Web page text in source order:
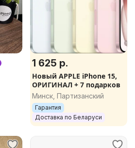
1 625 р.
Новый APPLE iPhone 15,
ОРИГИНАЛ + 7 подарков
Минск, Партизанский
Гарантия
Доставка по Беларуси